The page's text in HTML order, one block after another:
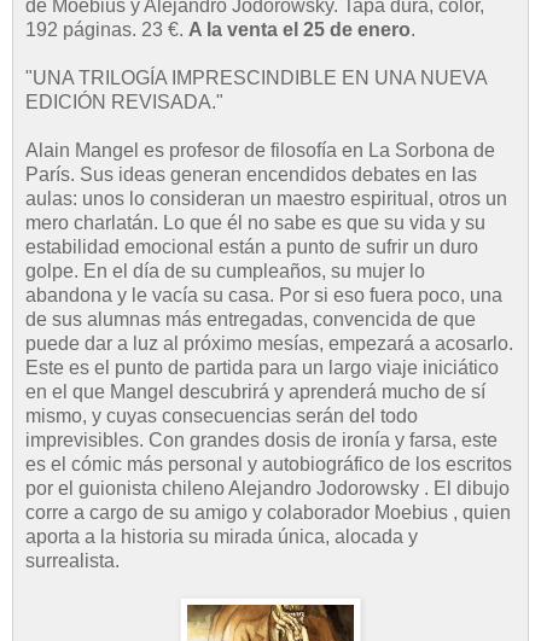
de Moebius y Alejandro Jodorowsky. Tapa dura, color,
192 páginas. 23 €. A la venta el 25 de enero.
"UNA TRILOGÍA IMPRESCINDIBLE EN UNA NUEVA
EDICIÓN REVISADA."
Alain Mangel es profesor de filosofía en La Sorbona de
París. Sus ideas generan encendidos debates en las
aulas: unos lo consideran un maestro espiritual, otros un
mero charlatán. Lo que él no sabe es que su vida y su
estabilidad emocional están a punto de sufrir un duro
golpe. En el día de su cumpleaños, su mujer lo
abandona y le vacía su casa. Por si eso fuera poco, una
de sus alumnas más entregadas, convencida de que
puede dar a luz al próximo mesías, empezará a acosarlo.
Este es el punto de partida para un largo viaje iniciático
en el que Mangel descubrirá y aprenderá mucho de sí
mismo, y cuyas consecuencias serán del todo
imprevisibles. Con grandes dosis de ironía y farsa, este
es el cómic más personal y autobiográfico de los escritos
por el guionista chileno Alejandro Jodorowsky . El dibujo
corre a cargo de su amigo y colaborador Moebius , quien
aporta a la historia su mirada única, alocada y
surrealista.